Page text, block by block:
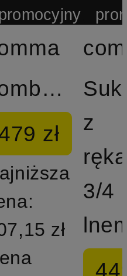
kombinezon
zł
zł
z
3/4 i